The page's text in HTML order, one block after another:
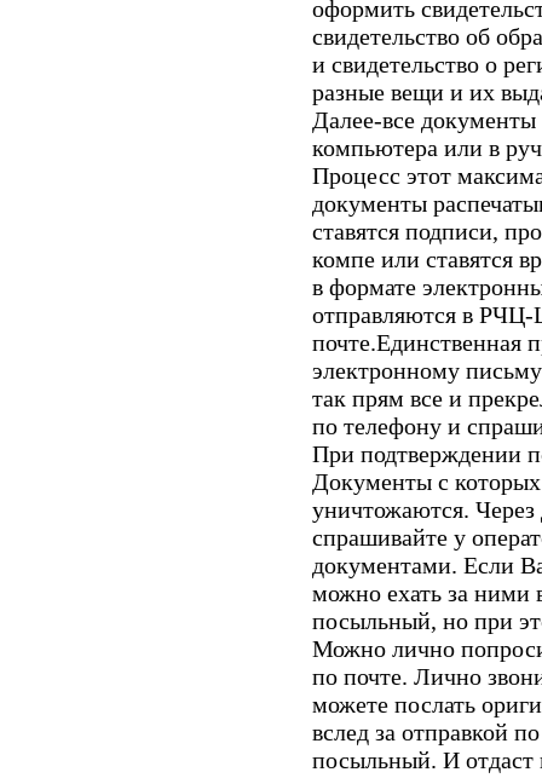
оформить
свидетельство об
и свидетельство о
разные вещи и их
Далее-все
компьютера или в
Процесс этот
документы
ставятся подписи,
компе или ставятся
в формате
отправляются в
почте.Единственная
электронному
так прям все и
по телефону и
При подтверждении
Документы с
уничтожаются.
спрашивайте у
документами. Если
можно ехать за
посыльный, но при
Можно лично
по почте. Лично
можете послать
вслед за отправкой
посыльный. И отдаст